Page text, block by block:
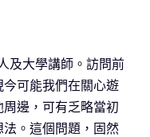
及大學講師。訪問前
可能我們在關心遊
邊，可有乏略當初
。這個問題，固然